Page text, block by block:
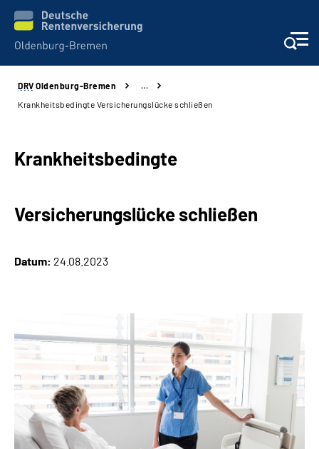
Services
Karriere
Inhalte in Gebärdensprache (DGS)
Leichte Sprache
Suche
DRV Oldenburg-Bremen
…
Krankheitsbedingte Versicherungslücke schließen
Krankheitsbedingte
Versicherungslücke schließen
Datum: 24.08.2023